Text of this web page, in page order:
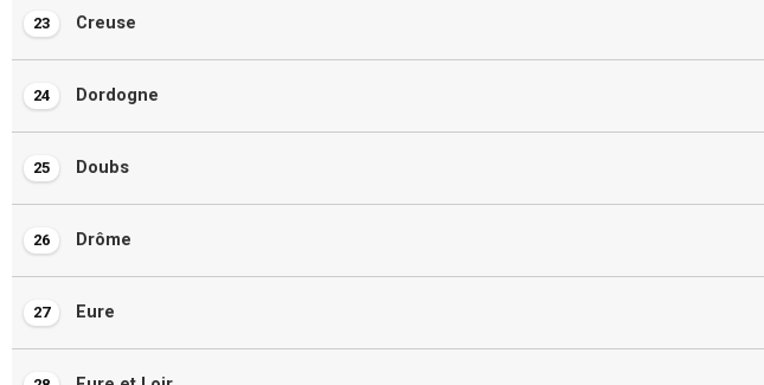
23 Creuse
24 Dordogne
25 Doubs
26 Drôme
27 Eure